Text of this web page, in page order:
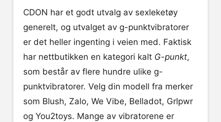
CDON har et godt utvalg av sexleketøy
generelt, og utvalget av g-punktvibratorer
er det heller ingenting i veien med. Faktisk
har nettbutikken en kategori kalt G-punkt,
som består av flere hundre ulike g-
punktvibratorer. Velg din modell fra merker
som Blush, Zalo, We Vibe, Belladot, Grlpwr
og You2toys. Mange av vibratorene er